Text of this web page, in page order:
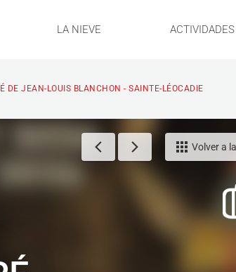
LA NIEVE
DE JEAN-LOUIS BLANCHON - SAINTE-LÉOCADIE
Volver a